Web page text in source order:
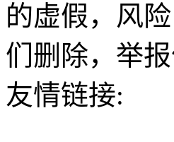
的虚假，风
们删除，举
友情链接: